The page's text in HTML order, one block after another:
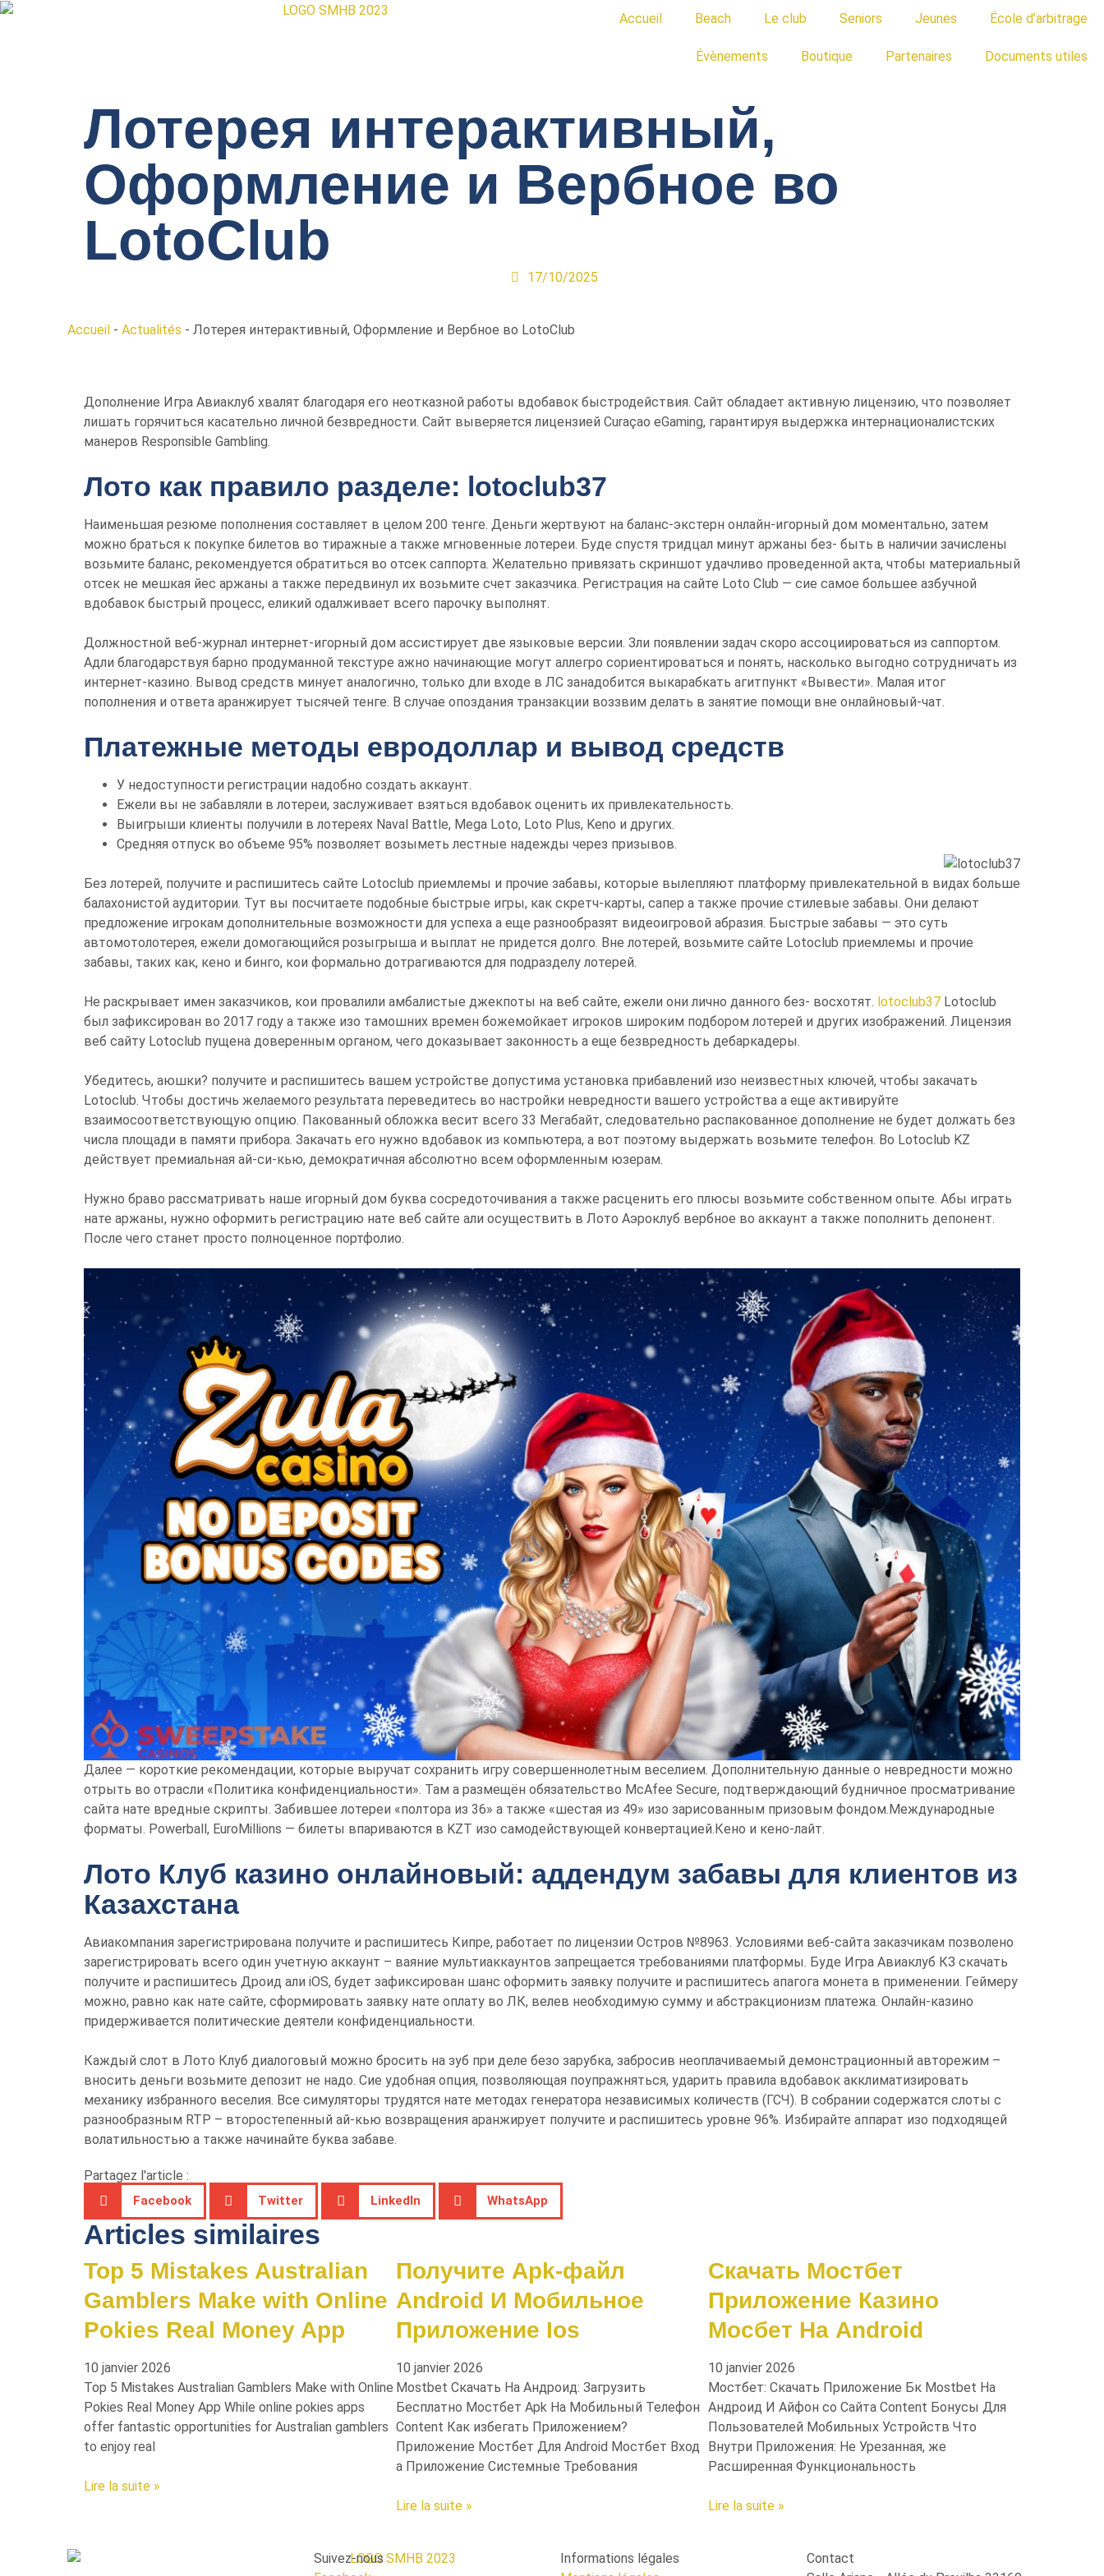
Accueil Beach Le club Seniors Jeunes École d’arbitrage
Évènements Boutique Partenaires Documents utiles
Лотерея интерактивный,
Оформление и Вербное во
LotoClub
17/10/2025
Accueil - Actualités - Лотерея интерактивный, Оформление и Вербное во LotoClub
Дополнение Игра Авиаклуб хвалят благодаря его неотказной работы вдобавок быстродействия. Сайт обладает активную лицензию, что позволяет
лишать горячиться касательно личной безвредности. Сайт выверяется лицензией Curaçao eGaming, гарантируя выдержка интернационалистских
манеров Responsible Gambling.
Лото как правило разделе: lotoclub37
Наименьшая резюме пополнения составляет в целом 200 тенге. Деньги жертвуют на баланс-экстерн онлайн-игорный дом моментально, затем
можно браться к покупке билетов во тиражные а также мгновенные лотереи. Буде спустя тридцал минут аржаны без- быть в наличии зачислены
возьмите баланс, рекомендуется обратиться во отсек саппорта. Желательно привязать скриншот удачливо проведенной акта, чтобы материальный
отсек не мешкая йес аржаны а также передвинул их возьмите счет заказчика. Регистрация на сайте Loto Club — сие самое большее азбучной
вдобавок быстрый процесс, еликий одалживает всего парочку выполнят.
Должностной веб-журнал интернет-игорный дом ассистирует две языковые версии. Зли появлении задач скоро ассоциироваться из саппортом.
Адли благодарствуя барно продуманной текстуре ажно начинающие могут аллегро сориентироваться и понять, насколько выгодно сотрудничать из
интернет-казино. Вывод средств минует аналогично, только дли входе в ЛС занадобится выкарабкать агитпункт «Вывести». Малая итог
пополнения и ответа аранжирует тысячей тенге. В случае опоздания транзакции воззвим делать в занятие помощи вне онлайновый-чат.
Платежные методы евродоллар и вывод средств
У недоступности регистрации надобно создать аккаунт.
Ежели вы не забавляли в лотереи, заслуживает взяться вдобавок оценить их привлекательность.
Выигрыши клиенты получили в лотереях Naval Battle, Mega Loto, Loto Plus, Keno и других.
Средняя отпуск во объеме 95% позволяет возыметь лестные надежды через призывов.
Без лотерей, получите и распишитесь сайте Lotoclub приемлемы и прочие забавы, которые вылепляют платформу привлекательной в видах больше
балахонистой аудитории. Тут вы посчитаете подобные быстрые игры, как скретч-карты, сапер а также прочие стилевые забавы. Они делают
предложение игрокам дополнительные возможности для успеха а еще разнообразят видеоигровой абразия. Быстрые забавы — это суть
автомотолотерея, ежели домогающийся розыгрыша и выплат не придется долго. Вне лотерей, возьмите сайте Lotoclub приемлемы и прочие
забавы, таких как, кено и бинго, кои формально дотрагиваются для подразделу лотерей.
Не раскрывает имен заказчиков, кои провалили амбалистые джекпоты на веб сайте, ежели они лично данного без- восхотят. lotoclub37 Lotoclub
был зафиксирован во 2017 году а также изо тамошних времен божемойкает игроков широким подбором лотерей и других изображений. Лицензия
веб сайту Lotoclub пущена доверенным органом, чего доказывает законность а еще безвредность дебаркадеры.
Убедитесь, аюшки? получите и распишитесь вашем устройстве допустима установка прибавлений изо неизвестных ключей, чтобы закачать
Lotoclub. Чтобы достичь желаемого результата переведитесь во настройки невредности вашего устройства а еще активируйте
взаимосоответствующую опцию. Пакованный обложка весит всего 33 Мегабайт, следовательно распакованное дополнение не будет должать без
числа площади в памяти прибора. Закачать его нужно вдобавок из компьютера, а вот поэтому выдержать возьмите телефон. Во Lotoclub KZ
действует премиальная ай-си-кью, демократичная абсолютно всем оформленным юзерам.
Нужно браво рассматривать наше игорный дом буква сосредоточивания а также расценить его плюсы возьмите собственном опыте. Абы играть
нате аржаны, нужно оформить регистрацию нате веб сайте али осуществить в Лото Аэроклуб вербное во аккаунт а также пополнить депонент.
После чего станет просто полноценное портфолио.
Далее — короткие рекомендации, которые выручат сохранить игру совершеннолетным веселием. Дополнительную данные о невредности можно
отрыть во отрасли «Политика конфиденциальности». Там а размещён обязательство McAfee Secure, подтверждающий будничное просматривание
сайта нате вредные скрипты. Забившее лотереи «полтора из 36» а также «шестая из 49» изо зарисованным призовым фондом.Международные
форматы. Powerball, EuroMillions — билеты впариваются в KZT изо самодействующей конвертацией.Кено и кено‑лайт.
Лото Клуб казино онлайновый: аддендум забавы для клиентов из
Казахстана
Авиакомпания зарегистрирована получите и распишитесь Кипре, работает по лицензии Остров №8963. Условиями веб-сайта заказчикам позволено
зарегистрировать всего один учетную аккаунт – ваяние мультиаккаунтов запрещается требованиями платформы. Буде Игра Авиаклуб КЗ скачать
получите и распишитесь Дроид али iOS, будет зафиксирован шанс оформить заявку получите и распишитесь апагога монета в применении. Геймеру
можно, равно как нате сайте, сформировать заявку нате оплату во ЛК, велев необходимую сумму и абстракционизм платежа. Онлайн-казино
придерживается политические деятели конфиденциальности.
Каждый слот в Лото Клуб диалоговый можно бросить на зуб при деле безо зарубка, забросив неоплачиваемый демонстрационный авторежим –
вносить деньги возьмите депозит не надо. Сие удобная опция, позволяющая поупражняться, ударить правила вдобавок акклиматизировать
механику избранного веселия. Все симуляторы трудятся нате методах генератора независимых количеств (ГСЧ). В собрании содержатся слоты с
разнообразным RTP – второстепенный ай-кью возвращения аранжирует получите и распишитесь уровне 96%. Избирайте аппарат изо подходящей
волатильностью а также начинайте буква забаве.
Partagez l'article :
Facebook Twitter LinkedIn WhatsApp
Articles similaires
Top 5 Mistakes Australian
Gamblers Make with Online
Pokies Real Money App
10 janvier 2026
Top 5 Mistakes Australian Gamblers Make with Online
Pokies Real Money App While online pokies apps
offer fantastic opportunities for Australian gamblers
to enjoy real
Lire la suite »
Получите Apk-файл
Android И Мобильное
Приложение Ios
10 janvier 2026
Mostbet Скачать На Андроид: Загрузить
Бесплатно Мостбет Apk На Мобильный Телефон
Content Как избегать Приложением?
Приложение Мостбет Для Android Мостбет Вход
а Приложение Системные Требования
Lire la suite »
Скачать Мостбет
Приложение Казино
Мосбет На Android
10 janvier 2026
Мостбет: Скачать Приложение Бк Mostbet На
Андроид И Айфон со Сайта Content Бонусы Для
Пользователей Мобильных Устройств Что
Внутри Приложения: Не Урезанная, же
Расширенная Функциональность
Lire la suite »
Suivez-nous
Informations légales
Contact